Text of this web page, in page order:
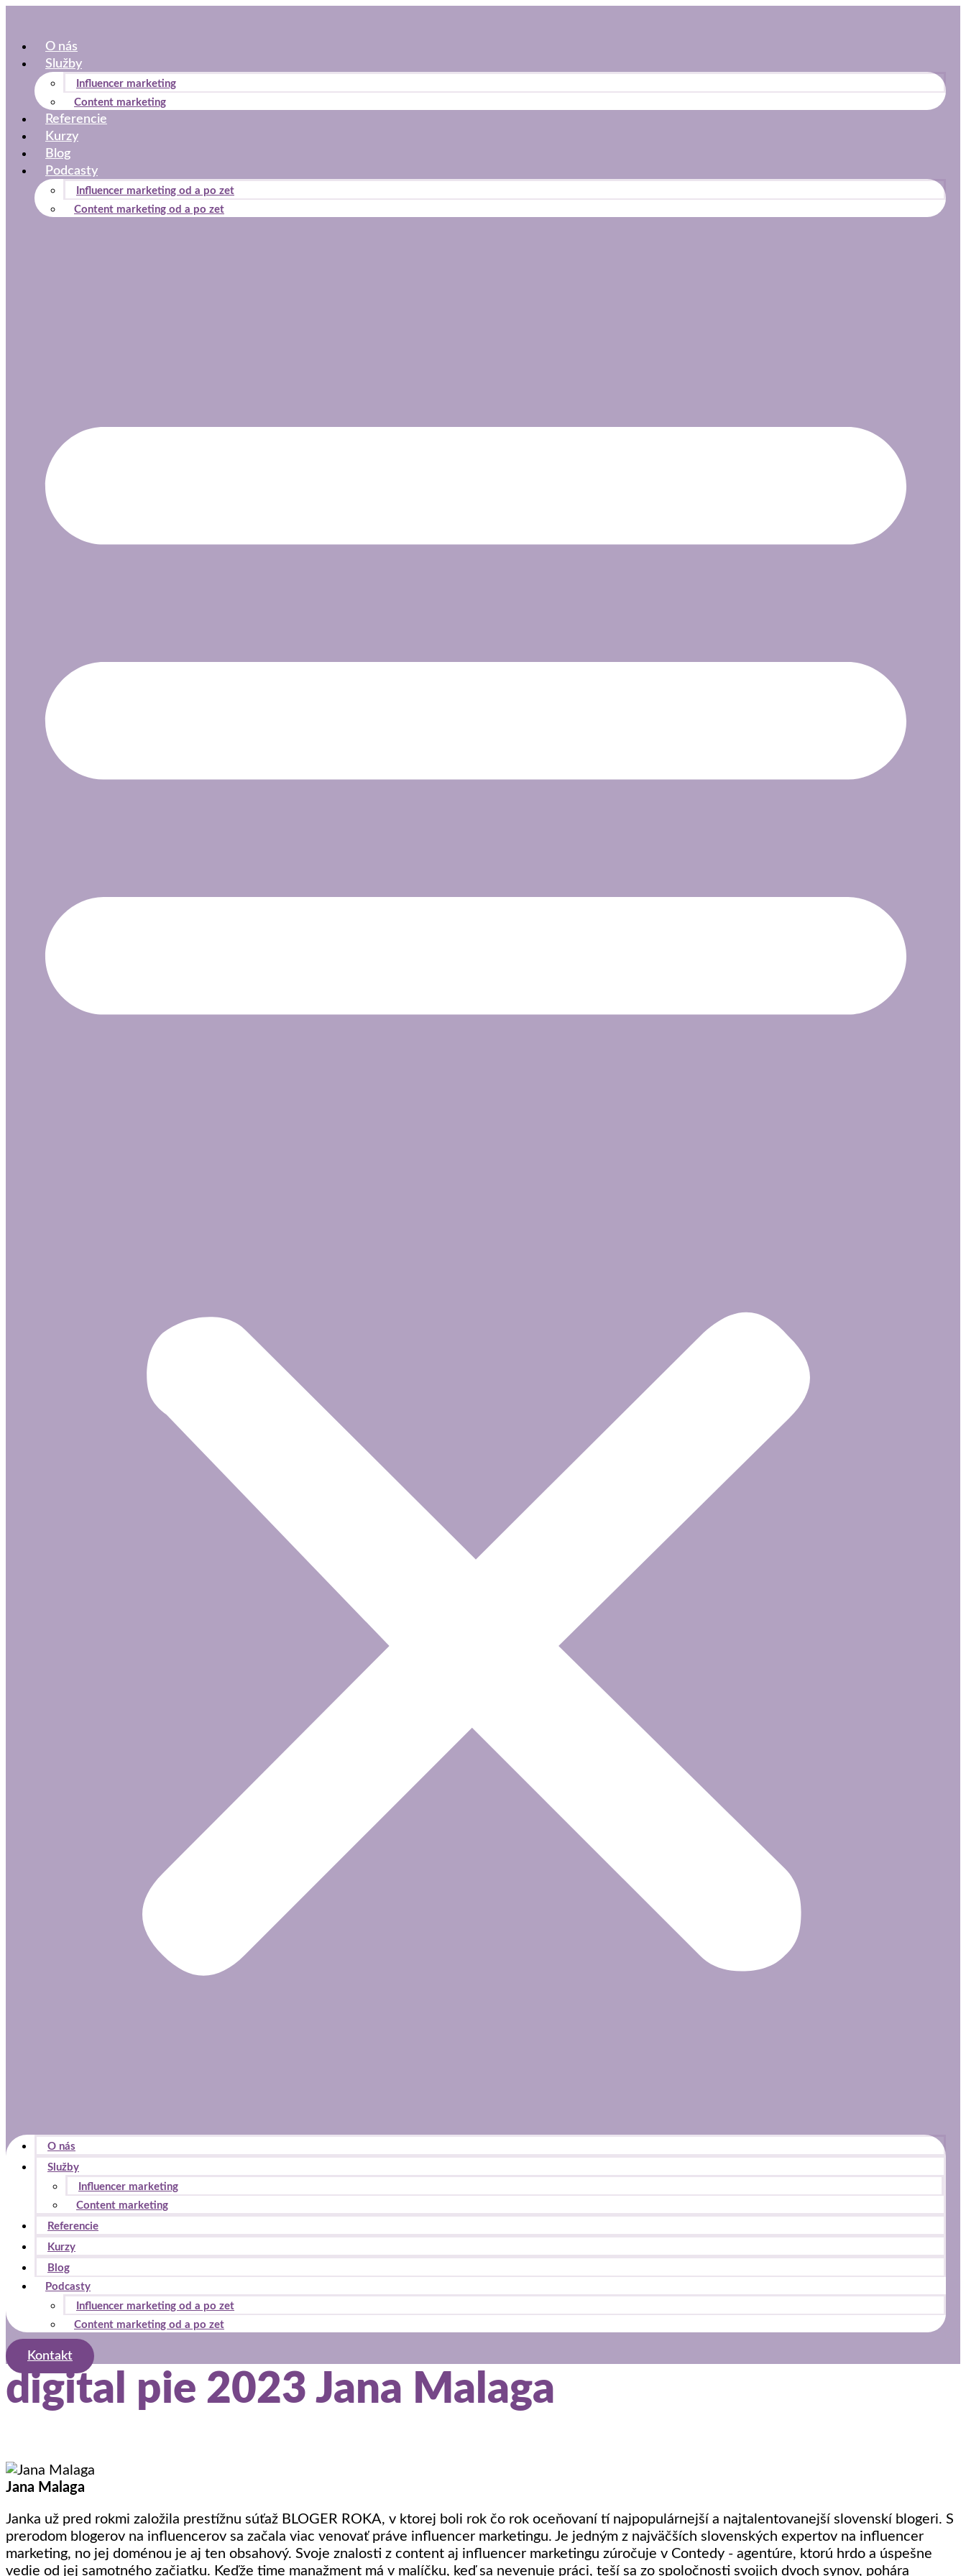
obsah
O nás
Služby
Influencer marketing
Content marketing
Referencie
Kurzy
Blog
Podcasty
Influencer marketing od a po zet
Content marketing od a po zet
O nás
Služby
Influencer marketing
Content marketing
Referencie
Kurzy
Blog
Podcasty
Influencer marketing od a po zet
Content marketing od a po zet
Kontakt
digital pie 2023 Jana Malaga
Jana Malaga
Janka už pred rokmi založila prestížnu súťaž BLOGER ROKA, v ktorej boli rok čo rok oceňovaní tí najpopulárnejší a najtalentovanejší slovenskí blogeri. S
prerodom blogerov na influencerov sa začala viac venovať práve influencer marketingu. Je jedným z najväčších slovenských expertov na influencer
marketing, no jej doménou je aj ten obsahový. Svoje znalosti z content aj influencer marketingu zúročuje v Contedy - agentúre, ktorú hrdo a úspešne
vedie od jej samotného začiatku. Keďže time manažment má v malíčku, keď sa nevenuje práci, teší sa zo spoločnosti svojich dvoch synov, pohára